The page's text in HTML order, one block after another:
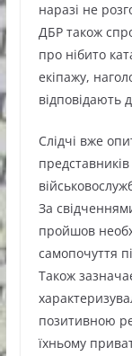
наразі не
ДБР також
про нібито
екіпажу,
відповідають
Слідчі вже
За
пройшов
самопочуття
Також
позитивною
їхньому